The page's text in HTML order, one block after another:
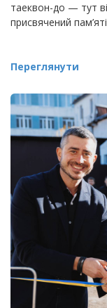
таеквон-до — тут
присвячений
Переглянути